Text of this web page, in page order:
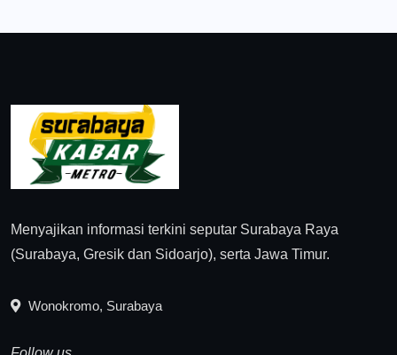
Menyajikan informasi terkini seputar Surabaya Raya
(Surabaya, Gresik dan Sidoarjo), serta Jawa Timur.
Wonokromo, Surabaya